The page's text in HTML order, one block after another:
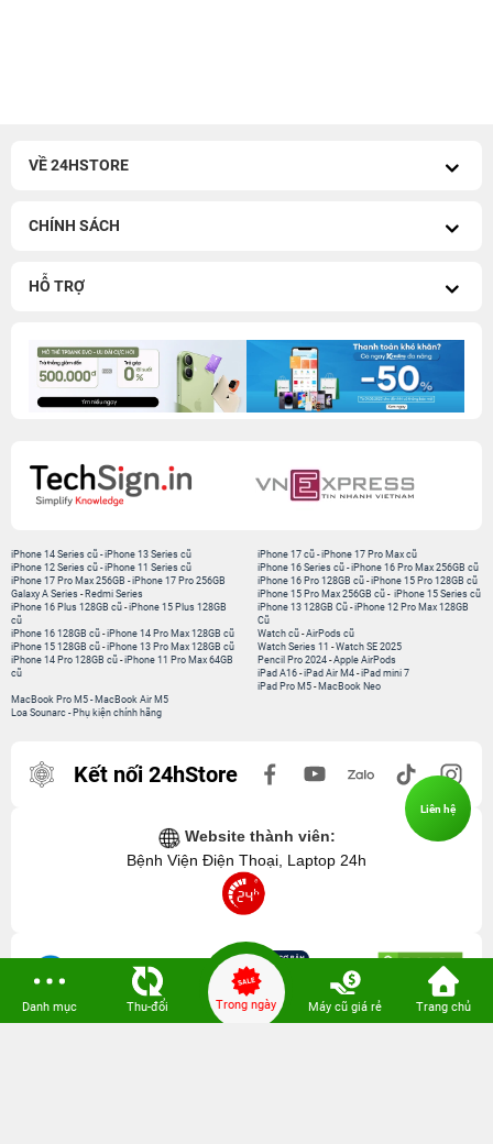
VỀ 24HSTORE
CHÍNH SÁCH
HỖ TRỢ
iPhone 14 Series cũ -iPhone 13 Series cũ
iPhone 12 Series cũ -iPhone 11 Series cũ
iPhone 17 Pro Max 256GB -iPhone 17 Pro 256GB
Galaxy A Series - Redmi Series
iPhone 17 cũ -iPhone 17 Pro Max cũ
iPhone 16 Series cũ - iPhone 16 Pro Max 256GB cũ
iPhone 16 Pro 128GB cũ -iPhone 15 Pro 128GB cũ
iPhone 15 Pro Max 256GB cũ - iPhone 15 Series cũ
iPhone 16 Plus 128GB cũ -iPhone 15 Plus 128GB
cũ
iPhone 16 128GB cũ -iPhone 14 Pro Max 128GB cũ
iPhone 15 128GB cũ -iPhone 13 Pro Max 128GB cũ
iPhone 14 Pro 128GB cũ -iPhone 11 Pro Max 64GB
cũ
iPhone 13 128GB Cũ -iPhone 12 Pro Max 128GB
Cũ
Watch cũ -AirPods cũ
Watch Series 11 -Watch SE 2025
Pencil Pro 2024 -Apple AirPods
iPad A16 -iPad Air M4 -iPad mini 7
iPad Pro M5 - MacBook Neo
MacBook Pro M5 - MacBook Air M5
Loa Sounarc - Phụ kiện chính hãng
Kết nối 24hStore
Website thành viên:
Bệnh Viện Điện Thoại, Laptop 24h
Danh mục Thu-đổi Trong ngày Máy cũ giá rẻ Trang chủ
Liên hệ